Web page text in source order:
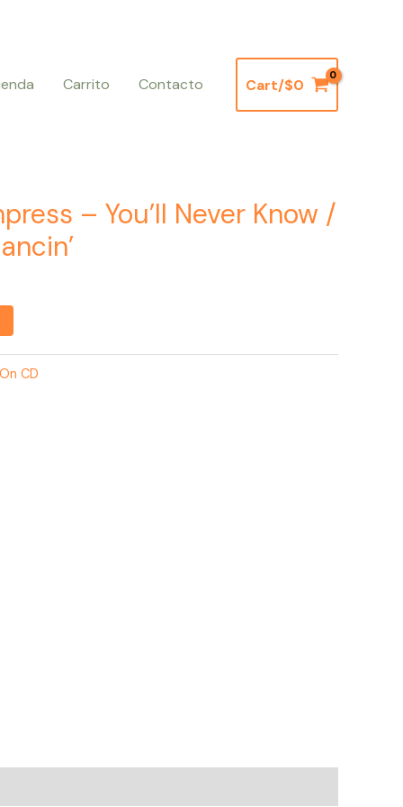
Carrito Contacto Cart/$0
– You’ll Never Know /
CD